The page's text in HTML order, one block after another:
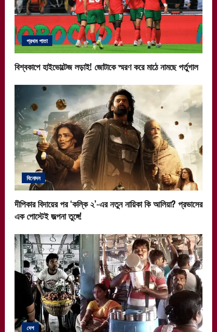
প্রথম পাতা
বিশ্বকাপে হাইভোল্টেজ লড়াই! জোটাকে স্মরণ করে মাঠে নামছে পর্তুগাল
বিনোদন
দীপিকার বিদায়ের পর ‘কল্কি ২’-এর নতুন নায়িকা কি আলিয়া? প্রভাসের
এক পোস্টেই জল্পনা তুঙ্গে!
দেশ